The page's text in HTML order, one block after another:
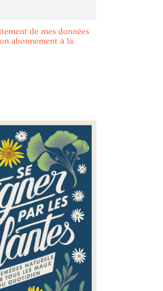
de mes données
abonnement à la